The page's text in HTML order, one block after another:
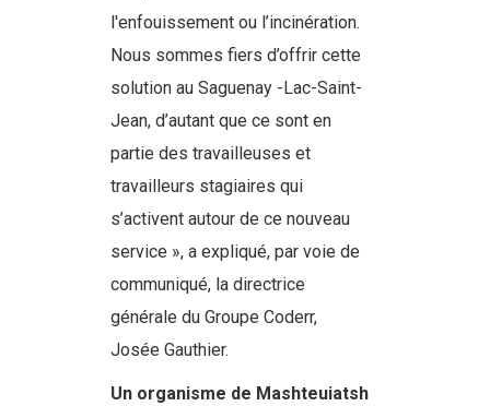
l'enfouissement ou l’incinération.
Nous sommes fiers d’offrir cette
solution au Saguenay -Lac-Saint-
Jean, d’autant que ce sont en
partie des travailleuses et
travailleurs stagiaires qui
s’activent autour de ce nouveau
service », a expliqué, par voie de
communiqué, la directrice
générale du Groupe Coderr,
Josée Gauthier.
Un organisme de Mashteuiatsh